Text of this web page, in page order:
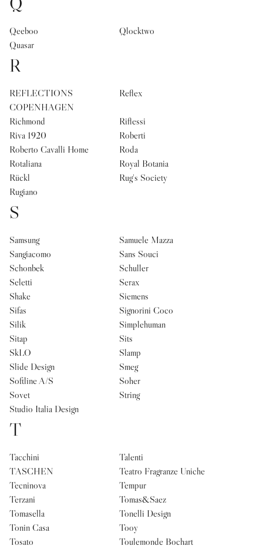
Qeeboo
Qlocktwo
Quasar
R
REFLECTIONS
COPENHAGEN
Reflex
Richmond
Riflessi
Riva 1920
Roberti
Roberto Cavalli Home
Roda
Rotaliana
Royal Botania
Rückl
Rug's Society
Rugiano
S
Samsung
Samuele Mazza
Sangiacomo
Sans Souci
Schonbek
Schuller
Seletti
Serax
Shake
Siemens
Sifas
Signorini Coco
Silik
Simplehuman
Sitap
Sits
SkLO
Slamp
Slide Design
Smeg
Softline A/S
Soher
Sovet
String
Studio Italia Design
T
Tacchini
Talenti
TASCHEN
Teatro Fragranze Uniche
Tecninova
Tempur
Terzani
Tomas&Saez
Tomasella
Tonelli Design
Tonin Casa
Tooy
Tosato
Toulemonde Bochart